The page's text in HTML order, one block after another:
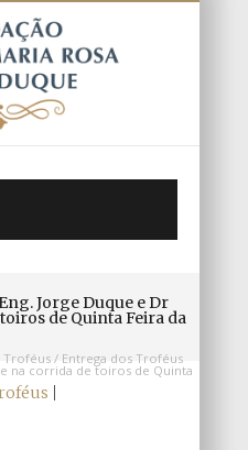
Jorge Duque e Dr
de Quinta Feira da
Troféus / Entrega dos Troféus
na corrida de toiros de Quinta